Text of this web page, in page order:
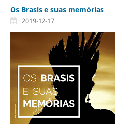
Os Brasis e suas memórias
2019-12-17